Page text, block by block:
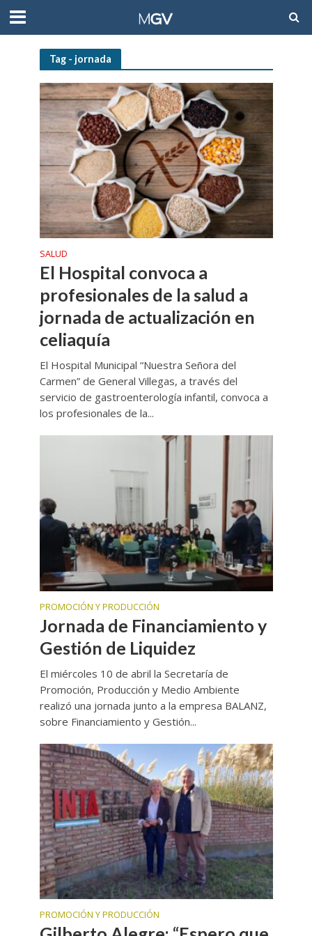
Tag - jornada
SALUD
El Hospital convoca a
profesionales de la salud a
jornada de actualización en
celiaquía
El Hospital Municipal “Nuestra Señora del
Carmen” de General Villegas, a través del
servicio de gastroenterología infantil, convoca a
los profesionales de la...
PROMOCIÓN Y PRODUCCIÓN
Jornada de Financiamiento y
Gestión de Liquidez
El miércoles 10 de abril la Secretaría de
Promoción, Producción y Medio Ambiente
realizó una jornada junto a la empresa BALANZ,
sobre Financiamiento y Gestión...
PROMOCIÓN Y PRODUCCIÓN